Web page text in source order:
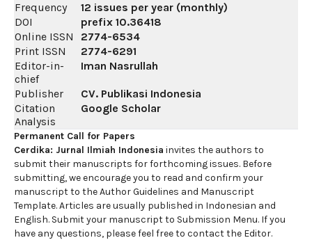
Frequency
12 issues per year (monthly)
DOI
prefix 10.36418
Online ISSN
2774-6534
Print ISSN
2774-6291
Editor-in-
chief
Iman Nasrullah
Publisher
CV. Publikasi Indonesia
Citation
Analysis
Google Scholar
Permanent Call for Papers
Cerdika: Jurnal Ilmiah Indonesia invites the authors to
submit their manuscripts for forthcoming issues. Before
submitting, we encourage you to read and confirm your
manuscript to the Author Guidelines and Manuscript
Template. Articles are usually published in Indonesian and
English. Submit your manuscript to Submission Menu. If you
have any questions, please feel free to contact the Editor.